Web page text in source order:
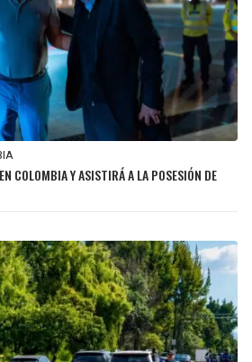
COLOMBIA Y ASISTIRÁ A LA POSESIÓN DE